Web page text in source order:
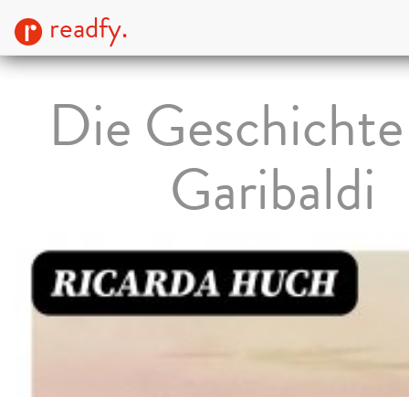
readfy.
Die
Garibaldi